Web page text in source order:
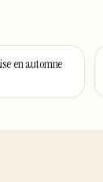
en automne